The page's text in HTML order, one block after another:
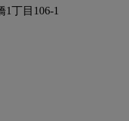
丁目106-1